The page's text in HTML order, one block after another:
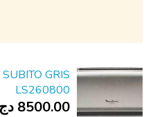
GRIS
LS260800
8500.00 دج